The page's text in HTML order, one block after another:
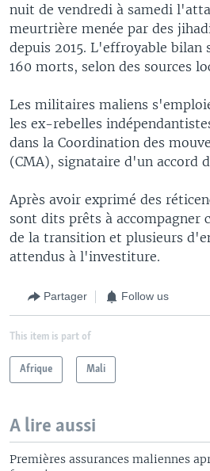
nuit de vendredi à samedi
meurtrière menée par des
depuis 2015. L'effroyable bilan
160 morts, selon des sources
Les militaires maliens
les ex-rebelles
dans la Coordination des
(CMA), signataire d'un accord
Après avoir exprimé des
sont dits prêts à accompagner
de la transition et plusieurs
attendus à l'investiture.
Partager Follow us
This item is part of
Afrique Mali
A lire aussi
Premières assurances maliennes